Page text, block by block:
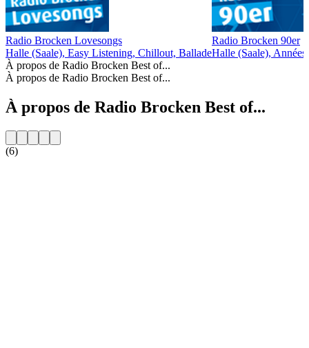
Radio Brocken Lovesongs
Halle (Saale), Easy Listening, Chillout, Ballade
Radio Brocken 90er
Halle (Saale),
À propos de Radio Brocken Best of...
À propos de Radio Brocken Best of...
À propos de Radio Brocken Best of...
(6)